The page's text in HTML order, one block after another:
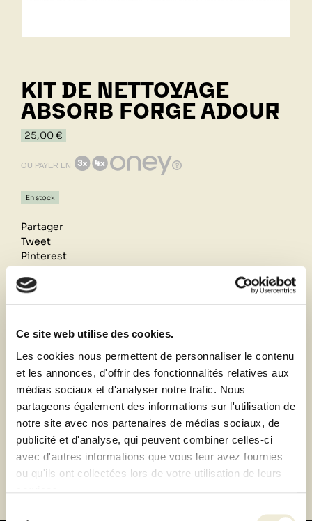
Ce site web utilise des cookies.
Les cookies nous permettent de personnaliser le contenu
et les annonces, d'offrir des fonctionnalités relatives aux
médias sociaux et d'analyser notre trafic. Nous
partageons également des informations sur l'utilisation de
notre site avec nos partenaires de médias sociaux, de
publicité et d'analyse, qui peuvent combiner celles-ci
avec d'autres informations que vous leur avez fournies
ou qu'ils ont collectées lors de votre utilisation de leurs
KIT DE NETTOYAGE
ABSORB FORGE ADOUR
25,00 €
OU PAYER EN
En stock
Partager
Tweet
Pinterest
Retrait de votre commande dans notre design store
Paiement 100% sécurisé
Paiement en 3 ou 4 fois sans frais
Description
Fiche technique